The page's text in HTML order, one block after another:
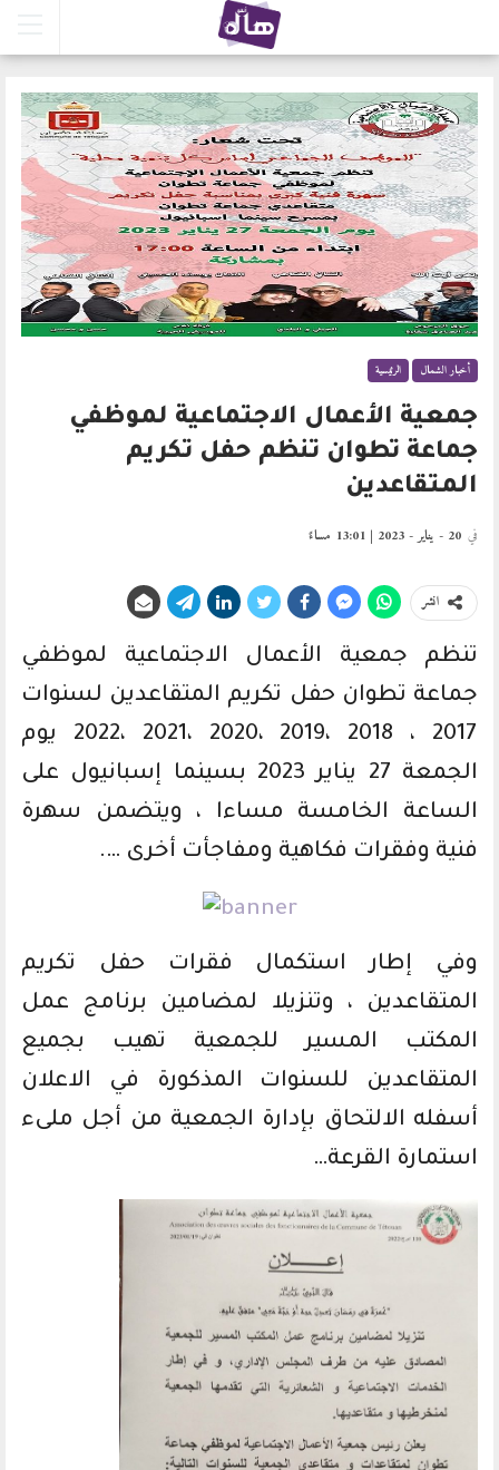
أخبار الشمال الرئيسية
جمعية الأعمال الاجتماعية لموظفي
جماعة تطوان تنظم حفل تكريم
المتقاعدين
في 20 - يناير - 2023 | 13:01 مساءً
انشر
تنظم جمعية الأعمال الاجتماعية لموظفي
جماعة تطوان حفل تكريم المتقاعدين لسنوات
2017 ، 2018 ،2019 ،2020 ،2021 ،2022 يوم
الجمعة 27 يناير 2023 بسينما إسبانيول على
الساعة الخامسة مساءا ، ويتضمن سهرة
فنية وفقرات فكاهية ومفاجأت أخرى ….
وفي إطار استكمال فقرات حفل تكريم
المتقاعدين ، وتنزيلا لمضامين برنامج عمل
المكتب المسير للجمعية تهيب بجميع
المتقاعدين للسنوات المذكورة في الاعلان
أسفله الالتحاق بإدارة الجمعية من أجل ملىء
استمارة القرعة…